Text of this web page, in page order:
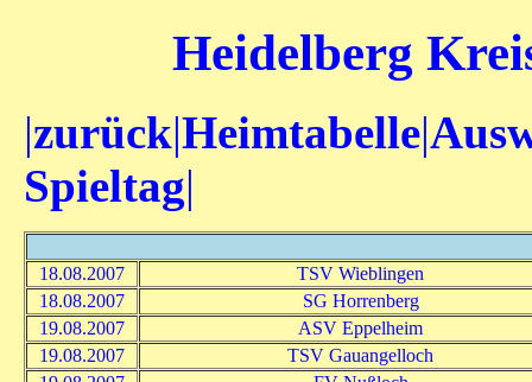
Heidelberg
|zurück|Heimtabelle|
Spieltag|
18.08.2007
TSV Wieblingen
18.08.2007
SG Horrenberg
19.08.2007
ASV Eppelheim
19.08.2007
TSV Gauangelloch